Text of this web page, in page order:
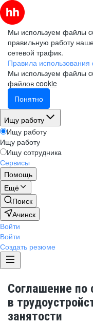
Мы используем файлы
правильную работу
сетевой трафик.
Правила
Мы используем файлы
файлов cookie
Понятно
Ищу работу
Ищу работу
Ищу работу
Ищу сотрудника
Сервисы
Помощь
Ещё
Поиск
Ачинск
Войти
Войти
Создать резюме
Соглашение по
в
занятости